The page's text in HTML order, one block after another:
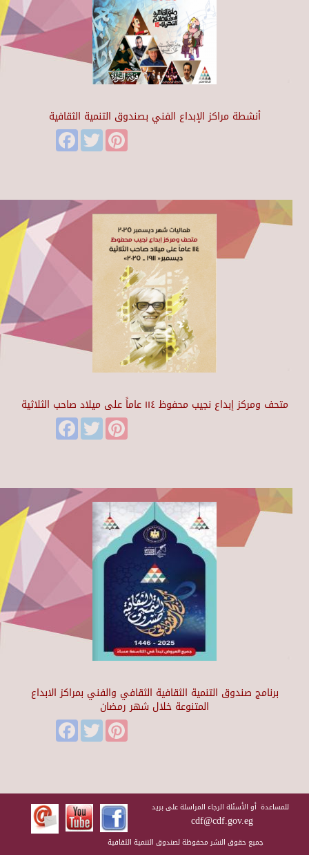
أنشطة مراكز الإبداع الفني بصندوق التنمية الثقافية
FacebookTwitter
متحف ومركز إبداع نجيب محفوظ ١١٤ عاماً على ميلاد صاحب الثلاثية
FacebookTwitter
برنامج صندوق التنمية الثقافية الثقافي والفني بمراكز الابداع
المتنوعة خلال شهر رمضان
FacebookTwitter
للمساعدة أو الأسئلة الرجاء المراسلة على بريد
cdf@cdf.gov.eg
جميع حقوق النشر محفوظة لصندوق التنمية الثقافية